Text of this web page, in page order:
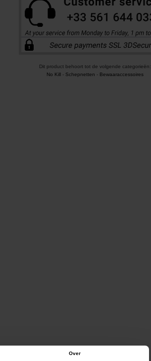
Over
Dit product behoort tot de volgende categorieën:
No Kill - Schepnetten - Bewaaraccessoires